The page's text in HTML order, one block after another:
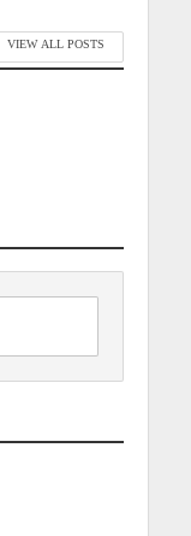
VIEW ALL POSTS